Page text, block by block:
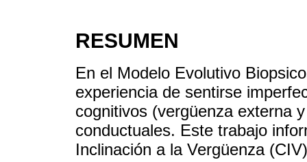
RESUMEN
En el Modelo Evolutivo
experiencia de sentirse
cognitivos (vergüenza externa
conductuales. Este trabajo
Inclinación a la Vergüenza